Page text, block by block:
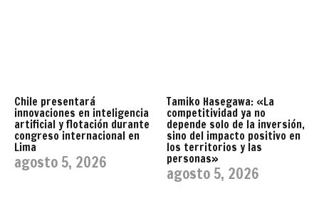
Chile presentará
innovaciones en inteligencia
artificial y flotación durante
congreso internacional en
Lima
agosto 5, 2026
Tamiko Hasegawa: «La
competitividad ya no
depende solo de la inversión,
sino del impacto positivo en
los territorios y las
personas»
agosto 5, 2026